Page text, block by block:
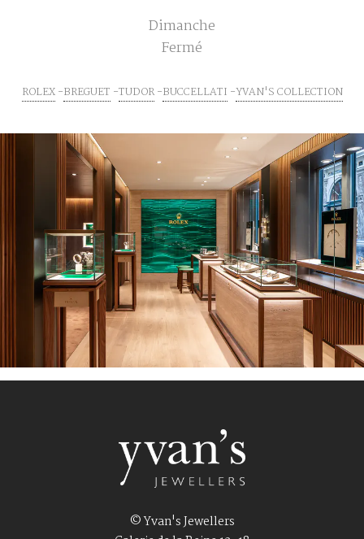
Dimanche
Fermé
ROLEX BREGUET TUDOR BUCCELLATI YVAN'S COLLECTION
© Yvan's Jewellers